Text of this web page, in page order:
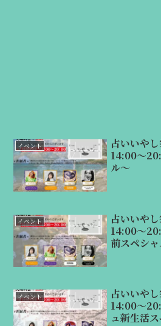
イベント
占いいや
14:00～
ル～
イベント
占いいや
14:00～
前スペシ
イベント
占いいや
14:00～
ュ新生活